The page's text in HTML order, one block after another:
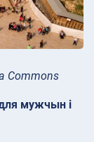
Commons
мужчын і